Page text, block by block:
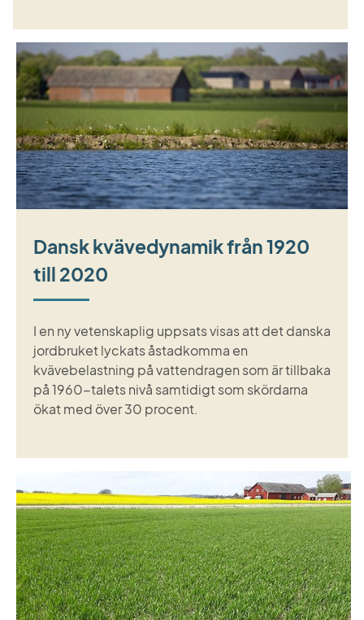
Dansk kvävedynamik från 1920
till 2020
I en ny vetenskaplig uppsats visas att det danska
jordbruket lyckats åstadkomma en
kvävebelastning på vattendragen som är tillbaka
på 1960-talets nivå samtidigt som skördarna
ökat med över 30 procent.